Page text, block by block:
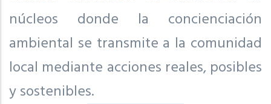
núcleos donde la concienciación
ambiental se transmite a la comunidad
local mediante acciones reales, posibles
y sostenibles.